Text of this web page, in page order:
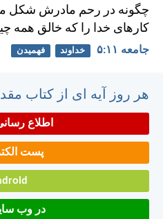
چگونه در رحم مادرش شكل
كارهای خدا را كه خالق همه
جامعه ۱۱:‏۵ خداوند فهمیدن
هر روز آیه ای از کتاب
اطلاع
پست
در وب